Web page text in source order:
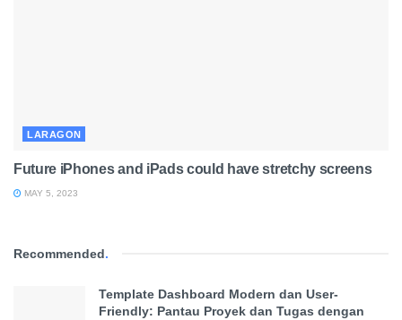
LARAGON
Future iPhones and iPads could have stretchy screens
MAY 5, 2023
Recommended.
Template Dashboard Modern dan User-
Friendly: Pantau Proyek dan Tugas dengan